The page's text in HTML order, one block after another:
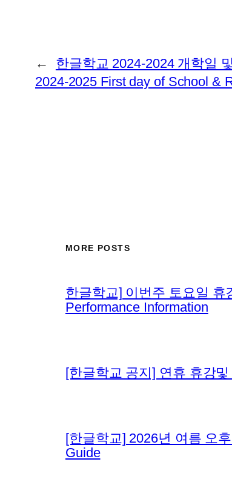
←
한글학교 2024-2024 개학일
2024-2025 First day of School &
MORE POSTS
한글학교] 이번주 토요일 휴
Performance Information
[한글학교 공지] 연휴 휴강
[한글학교] 2026년 여름 오
Guide